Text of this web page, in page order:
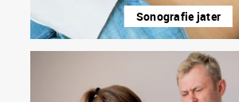
Sonografie jater